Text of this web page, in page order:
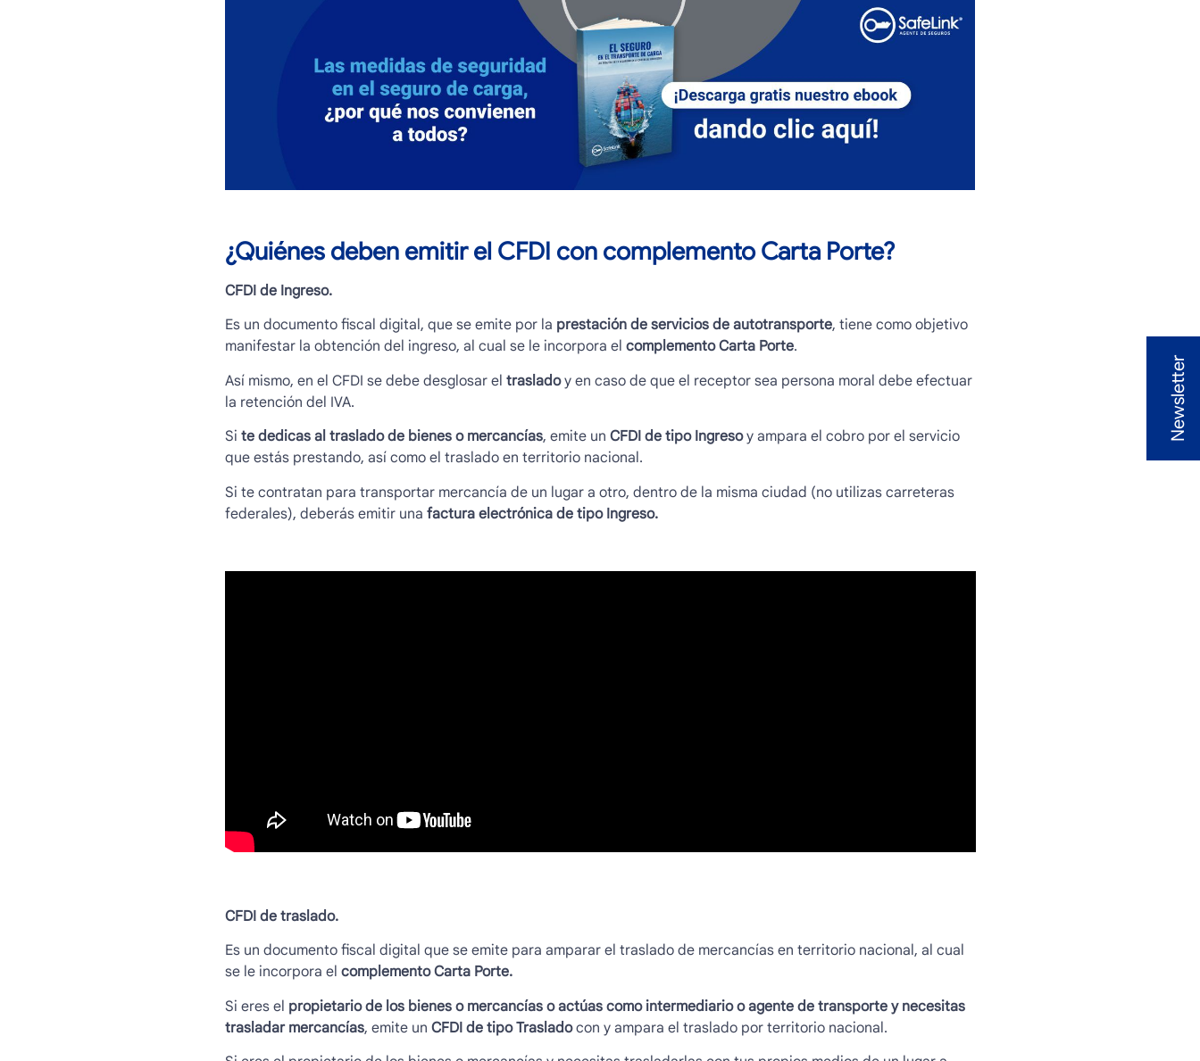
¿Quiénes deben emitir el CFDI con complemento Carta Porte?
CFDI de Ingreso.
Es un documento fiscal digital, que se emite por la prestación de servicios de autotransporte, tiene como objetivo
manifestar la obtención del ingreso, al cual se le incorpora el complemento Carta Porte.
Así mismo, en el CFDI se debe desglosar el trasladoy en caso de que el receptor sea persona moral debe efectuar
la retención del IVA.
Si te dedicas al traslado de bienes o mercancías, emite un CFDI de tipo Ingresoy ampara el cobro por el servicio
que estás prestando, así como el traslado en territorio nacional.
Si te contratan para transportar mercancía de un lugar a otro, dentro de la misma ciudad (no utilizas carreteras
federales), deberás emitir una factura electrónica de tipo Ingreso.
CFDI de traslado.
Es un documento fiscal digital que se emite para amparar el traslado de mercancías en territorio nacional, al cual
se le incorpora el complemento Carta Porte.
Si eres el propietario de los bienes o mercancías o actúas como intermediario o agente de transporte y necesitas
trasladar mercancías, emite un CFDI de tipo Trasladocon y ampara el traslado por territorio nacional.
Newsletter